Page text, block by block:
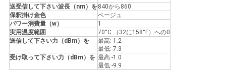
プ
ラ
イ
バ
送受信して下さい波長（nm）を840から860
保釈掛け金色
ベージュ
パワー消費量（w）
1
実用温度範囲
70°C （32に158°F）への0
送信して下さい力（dBm）を
最高:-1.2
最低:-7.3
受け取って下さい力（dBm）を 最高:-1.0
最低:-9.9